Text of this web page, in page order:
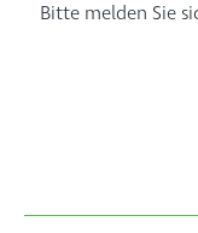
Bitte melden Sie